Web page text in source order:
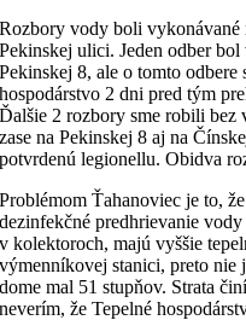
Rozbory vody boli vykonávané
Pekinskej ulici. Jeden odber
Pekinskej 8, ale o tomto
hospodárstvo 2 dni pred tým
Ďalšie 2 rozbory sme robili bez
zase na Pekinskej 8 aj na
potvrdenú legionellu. Obidva
Problémom Ťahanoviec je to,
dezinfekčné predhrievanie
v kolektoroch, majú vyššie
výmenníkovej stanici, preto nie
dome mal 51 stupňov. Strata
neverím, že Tepelné